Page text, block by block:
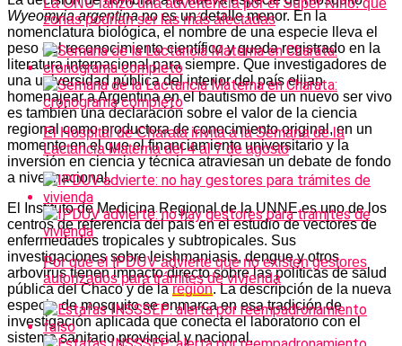
Wyeomyia argentinano es un detalle menor. En la
nomenclatura biológica, el nombre de una especie lleva el
peso del reconocimiento científico y queda registrado en la
literatura internacional para siempre. Que investigadores de
una universidad pública del interior del país elijan
homenajear a Argentina en el bautismo de un nuevo ser vivo
es también una declaración sobre el valor de la ciencia
regional como productora de conocimiento original, en un
momento en el que el financiamiento universitario y la
inversión en ciencia y técnica atraviesan un debate de fondo
a nivel nacional.
El Instituto de Medicina Regional de la UNNE es uno de los
centros de referencia del país en el estudio de vectores de
enfermedades tropicales y subtropicales. Sus
investigaciones sobre leishmaniasis, dengue y otros
arbovirus tienen impacto directo sobre las políticas de salud
pública del Chaco y de laregión. La descripción de la nueva
especie de mosquito se enmarca en esa tradición de
investigación aplicada que conecta el laboratorio con el
sistema sanitario provincial y nacional.
La ONU lanzó una advertencia por el Súper Niño: qué
zonas podrían ser las más afectadas
El Hospital de Charata invita a la Semana de la
Lactancia Materna del 4 al 7 de agosto
Por qué el IPDUV advierte que no existen gestores
autorizados para trámites de vivienda